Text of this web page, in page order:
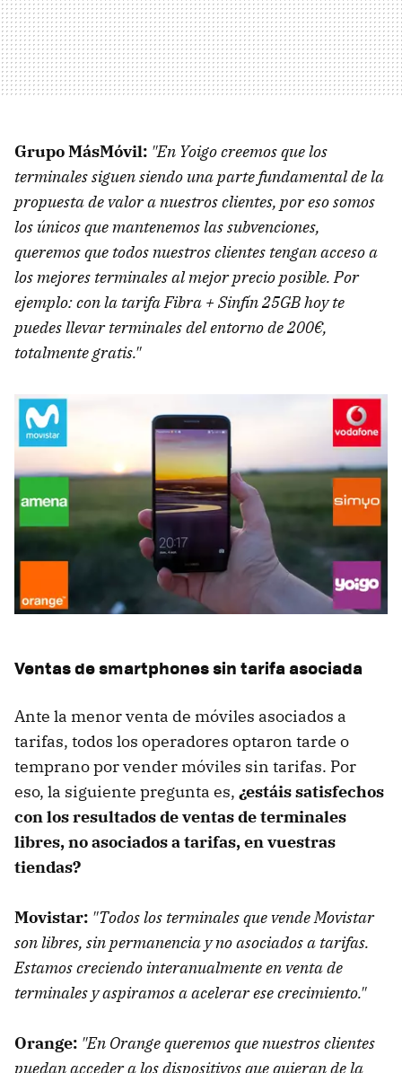
Grupo MásMóvil: "En Yoigo creemos que los
terminales siguen siendo una parte fundamental de la
propuesta de valor a nuestros clientes, por eso somos
los únicos que mantenemos las subvenciones,
queremos que todos nuestros clientes tengan acceso a
los mejores terminales al mejor precio posible. Por
ejemplo: con la tarifa Fibra + Sinfín 25GB hoy te
puedes llevar terminales del entorno de 200€,
totalmente gratis."
Ventas de smartphones sin tarifa asociada
Ante la menor venta de móviles asociados a
tarifas, todos los operadores optaron tarde o
temprano por vender móviles sin tarifas. Por
eso, la siguiente pregunta es, ¿estáis satisfechos
con los resultados de ventas de terminales
libres, no asociados a tarifas, en vuestras
tiendas?
Movistar: "Todos los terminales que vende Movistar
son libres, sin permanencia y no asociados a tarifas.
Estamos creciendo interanualmente en venta de
terminales y aspiramos a acelerar ese crecimiento."
Orange: "En Orange queremos que nuestros clientes
puedan acceder a los dispositivos que quieran de la